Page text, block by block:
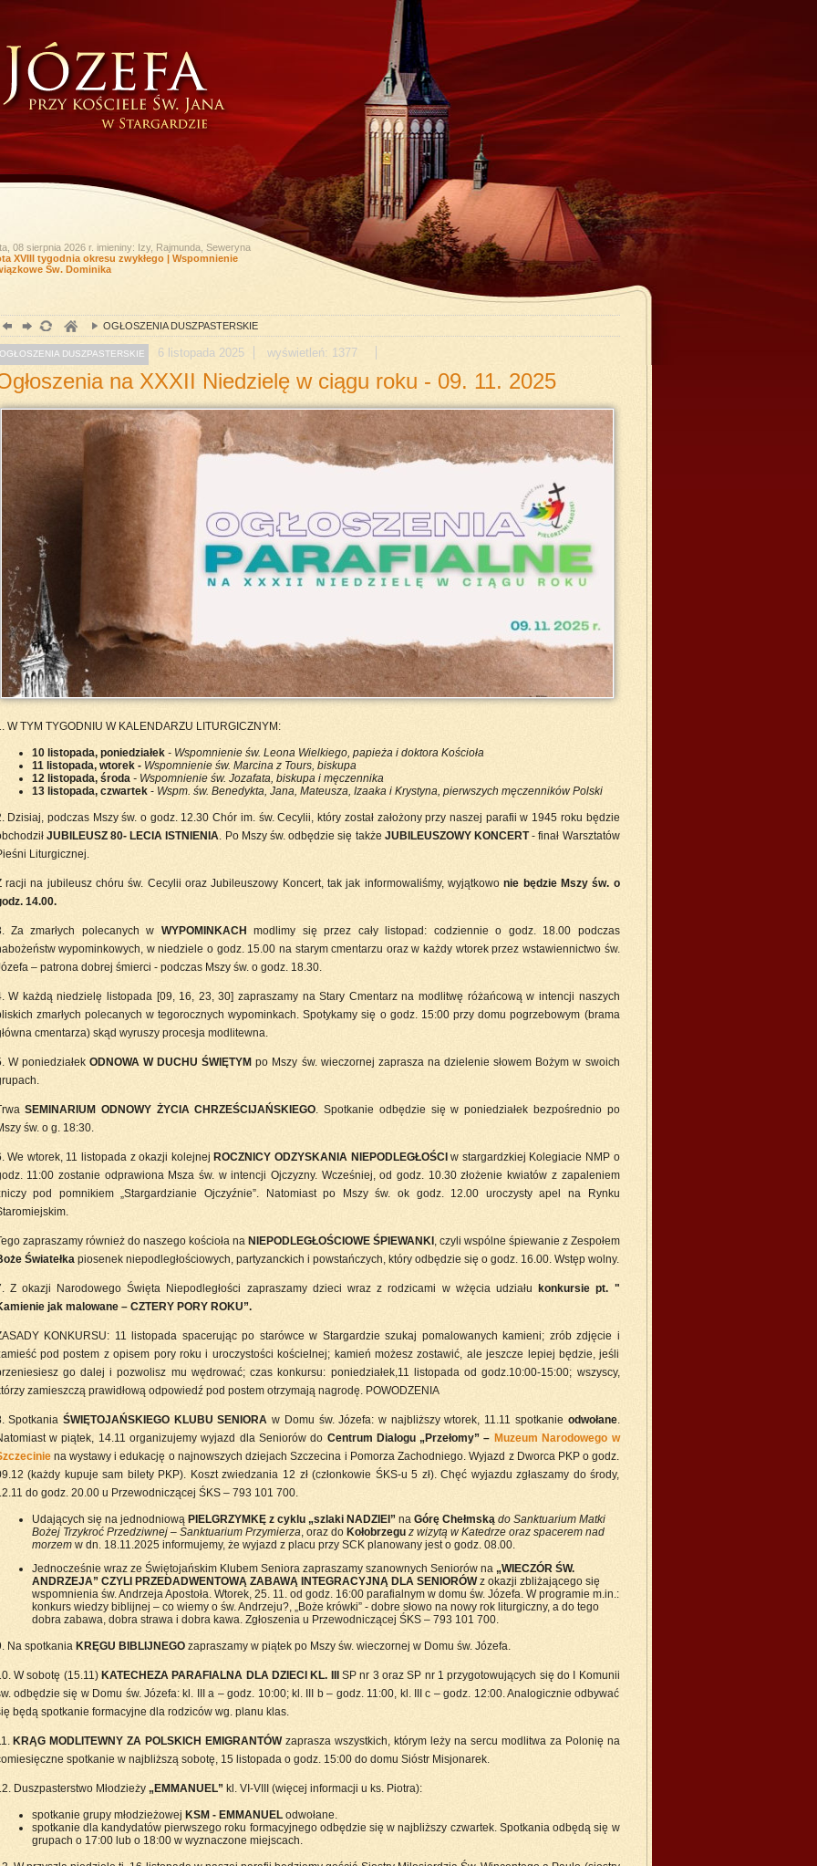
08 sierpnia 2026 r. imieniny: Izy, Rajmunda, Seweryna
XVIII tygodnia okresu zwykłego | Wspomnienie
Św. Dominika
OGŁOSZENIA DUSZPASTERSKIE
DUSZPASTERSKIE 6 listopada 2025 wyświetleń: 1377
na XXXII Niedzielę w ciągu roku - 09. 11. 2025
W TYM TYGODNIU W KALENDARZU LITURGICZNYM:
10 listopada, poniedziałek - Wspomnienie św. Leona Wielkiego, papieża i doktora Kościoła
11 listopada, wtorek - Wspomnienie św. Marcina z Tours, biskupa
12 listopada, środa- Wspomnienie św. Jozafata, biskupa i męczennika
13 listopada, czwartek- Wspm. św. Benedykta, Jana, Mateusza, Izaaka i Krystyna, pierwszych męczenników Polski
Dzisiaj, podczas Mszy św. o godz. 12.30 Chór im. św. Cecylii, który został założony przy naszej parafii w 1945 roku będzie
JUBILEUSZ 80- LECIA ISTNIENIA. Po Mszy św. odbędzie się także JUBILEUSZOWY KONCERT- finał Warsztatów
Liturgicznej.
racji na jubileusz chóru św. Cecylii oraz Jubileuszowy Koncert, tak jak informowaliśmy, wyjątkowonie będzie Mszy św. o
14.00.
Za zmarłych polecanych w WYPOMINKACH
modlimy się przez cały listopad: codziennie o godz. 18.00 podczas
wypominkowych, w niedziele o godz. 15.00 na starym cmentarzu oraz w każdy wtorek przez wstawiennictwo św.
– patrona dobrej śmierci - podczas Mszy św. o godz. 18.30.
W każdą niedzielę listopada [09, 16, 23, 30] zapraszamy na Stary Cmentarz na modlitwę różańcową w intencji naszych
zmarłych polecanych w tegorocznych wypominkach. Spotykamy się o godz. 15:00 przy domu pogrzebowym (brama
cmentarza) skąd wyruszy procesja modlitewna.
W poniedziałek ODNOWA W DUCHU ŚWIĘTYM po Mszy św. wieczornej zaprasza na dzielenie słowem Bożym w swoich
SEMINARIUM ODNOWY ŻYCIA CHRZEŚCIJAŃSKIEGO. Spotkanie odbędzie się w poniedziałek bezpośrednio po
św. o g. 18:30.
We wtorek, 11 listopada z okazji kolejnej ROCZNICY ODZYSKANIA NIEPODLEGŁOŚCIw stargardzkiej Kolegiacie NMP o
11:00 zostanie odprawiona Msza św. w intencji Ojczyzny. Wcześniej, od godz. 10.30 złożenie kwiatów z zapaleniem
pod pomnikiem „Stargardzianie Ojczyźnie”. Natomiast po Mszy św. ok godz. 12.00 uroczysty apel na Rynku
zapraszamy również do naszego kościoła na NIEPODLEGŁOŚCIOWE ŚPIEWANKI , czyli wspólne śpiewanie z Zespołem
Światełkapiosenek niepodległościowych, partyzanckich i powstańczych, który odbędzie się o godz. 16.00. Wstęp wolny.
Z okazji Narodowego Święta Niepodległości zapraszamy dzieci wraz z rodzicami w wżęcia udziału
konkursie pt. "
jak malowane – CZTERY PORY ROKU”.
KONKURSU: 11 listopada spacerując po starówce w Stargardzie szukaj pomalowanych kamieni; zrób zdjęcie i
pod postem z opisem pory roku i uroczystości kościelnej; kamień możesz zostawić, ale jeszcze lepiej będzie, jeśli
go dalej i pozwolisz mu wędrować; czas konkursu: poniedziałek,11 listopada od godz.10:00-15:00; wszyscy,
zamieszczą prawidłową odpowiedź pod postem otrzymają nagrodę. POWODZENIA
Spotkania ŚWIĘTOJAŃSKIEGO KLUBU SENIORA w Domu św. Józefa: w najbliższy wtorek, 11.11 spotkanie odwołane.
w piątek, 14.11 organizujemy wyjazd dla Seniorów do Centrum Dialogu „Przełomy” – Muzeum Narodowego w
na wystawy i edukację o najnowszych dziejach Szczecina i Pomorza Zachodniego. Wyjazd z Dworca PKP o godz.
(każdy kupuje sam bilety PKP). Koszt zwiedzania 12 zł (członkowie ŚKS-u 5 zł). Chęć wyjazdu zgłaszamy do środy,
do godz. 20.00 u Przewodniczącej ŚKS – 793 101 700.
Udających się na jednodniową PIELGRZYMKĘ z cyklu „szlaki NADZIEI” na Górę Chełmską do Sanktuarium Matki
Bożej Trzykroć Przedziwnej – Sanktuarium Przymierza, oraz do Kołobrzegu z wizytą w Katedrze oraz spacerem nad
morzemw dn. 18.11.2025 informujemy, że wyjazd z placu przy SCK planowany jest o godz. 08.00.
Jednocześnie wraz ze Świętojańskim Klubem Seniora zapraszamy szanownych Seniorów na „WIECZÓR ŚW.
ANDRZEJA” CZYLI PRZEDADWENTOWĄ ZABAWĄ INTEGRACYJNĄ DLA SENIORÓWz okazji zbliżającego się
wspomnienia św. Andrzeja Apostoła. Wtorek, 25. 11. od godz. 16:00 parafialnym w domu św. Józefa. W programie m.in.:
konkurs wiedzy biblijnej – co wiemy o św. Andrzeju?, „Boże krówki” - dobre słowo na nowy rok liturgiczny, a do tego
dobra zabawa, dobra strawa i dobra kawa. Zgłoszenia u Przewodniczącej ŚKS – 793 101 700.
Na spotkania KRĘGU BIBLIJNEGOzapraszamy w piątek po Mszy św. wieczornej w Domu św. Józefa.
W sobotę (15.11) KATECHEZA PARAFIALNA DLA DZIECI KL. III
SP nr 3 oraz SP nr 1 przygotowujących się do I Komunii
odbędzie się w Domu św. Józefa: kl. III a – godz. 10:00; kl. III b – godz. 11:00, kl. III c – godz. 12:00. Analogicznie odbywać
będą spotkanie formacyjne dla rodziców wg. planu klas.
KRĄG MODLITEWNY ZA POLSKICH EMIGRANTÓWzaprasza wszystkich, którym leży na sercu modlitwa za Polonię na
spotkanie w najbliższą sobotę, 15 listopada o godz. 15:00 do domu Sióstr Misjonarek.
Duszpasterstwo Młodzieży „EMMANUEL”kl. VI-VIII (więcej informacji u ks. Piotra):
spotkanie grupy młodzieżowej KSM - EMMANUELodwołane.
spotkanie dla kandydatów pierwszego roku formacyjnego odbędzie się w najbliższy czwartek. Spotkania odbędą się w
grupach o 17:00 lub o 18:00 w wyznaczone miejscach.